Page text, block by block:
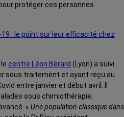
protéger ces personnes
: le point sur leur efficacité chez
centre Léon Bérard (Lyon) a suivi
sous traitement et ayant reçu au
entre janvier et début avril. Il
sous chimiothérapie,
« Une population classique dans